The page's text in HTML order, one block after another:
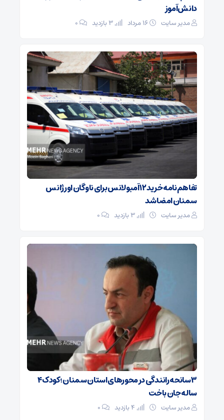
دانش‌آموز
مدیر سایت ۰
تفاهم‌نامه خرید ۱۲ آمبولانس برای ناوگان اورژانس
سمنان امضا شد
مدیر سایت ۰
۳ سانحه رانندگی در محورهای استان سمنان؛ کودک ۴
ساله جان باخت
مدیر سایت ۰